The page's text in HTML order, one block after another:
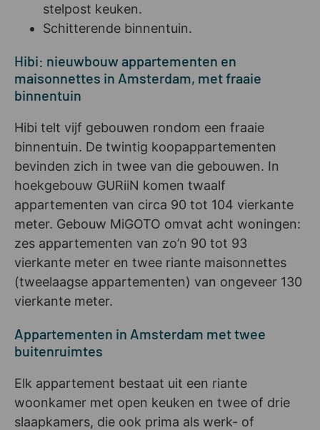
stelpost keuken.
Schitterende binnentuin.
Hibi: nieuwbouw appartementen en
maisonnettes in Amsterdam, met fraaie
binnentuin
Hibi telt vijf gebouwen rondom een fraaie
binnentuin. De twintig koopappartementen
bevinden zich in twee van die gebouwen. In
hoekgebouw GURiiN komen twaalf
appartementen van circa 90 tot 104 vierkante
meter. Gebouw MiGOTO omvat acht woningen:
zes appartementen van zo’n 90 tot 93
vierkante meter en twee riante maisonnettes
(tweelaagse appartementen) van ongeveer 130
vierkante meter.
Appartementen in Amsterdam met twee
buitenruimtes
Elk appartement bestaat uit een riante
woonkamer met open keuken en twee of drie
slaapkamers, die ook prima als werk- of